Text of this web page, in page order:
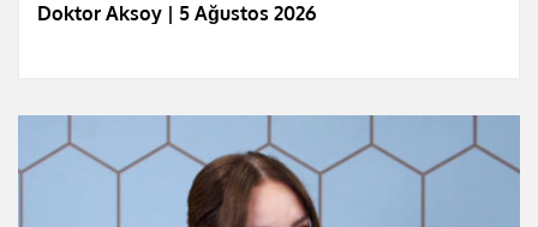
Doktor Aksoy | 5 Ağustos 2026